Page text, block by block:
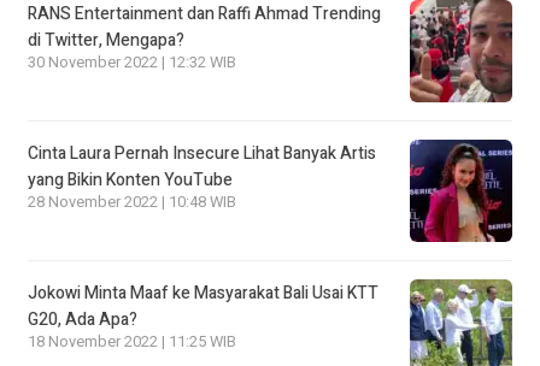
RANS Entertainment dan Raffi Ahmad Trending
di Twitter, Mengapa?
30 November 2022 | 12:32 WIB
Cinta Laura Pernah Insecure Lihat Banyak Artis
yang Bikin Konten YouTube
28 November 2022 | 10:48 WIB
Jokowi Minta Maaf ke Masyarakat Bali Usai KTT
G20, Ada Apa?
18 November 2022 | 11:25 WIB